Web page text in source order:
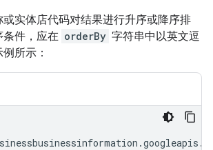
实体店代码对结果进行升序或降序排
件，应在 orderBy 字符串中以英文逗
所示：